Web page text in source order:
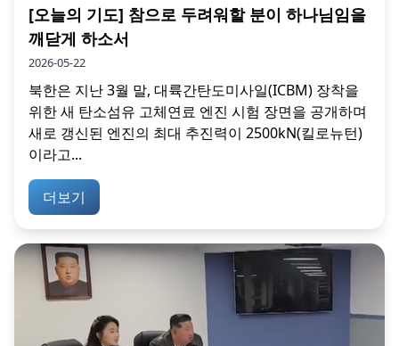
[오늘의 기도] 참으로 두려워할 분이 하나님임을
깨닫게 하소서
2026-05-22
북한은 지난 3월 말, 대륙간탄도미사일(ICBM) 장착을
위한 새 탄소섬유 고체연료 엔진 시험 장면을 공개하며
새로 갱신된 엔진의 최대 추진력이 2500kN(킬로뉴턴)
이라고...
더보기